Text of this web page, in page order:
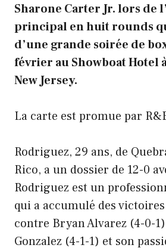
Sharone Carter Jr. lors de
principal en huit rounds
d’une grande soirée de
février au Showboat Hotel
New Jersey.
La carte est promue par
Rodriguez, 29 ans, de
Rico, a un dossier de 12-0
Rodriguez est un
qui a accumulé des
contre Bryan Alvarez (4-0-
Gonzalez (4-1-1) et son